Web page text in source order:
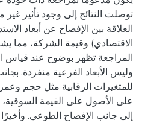
توصلت النتائج إلى وجود تأثير
العلاقة بين الإفصاح عن أبعاد
الاقتصادي) وقيمة الشركة، مما
المراجعة تظهر بوضوح عند قياس
وليس الأبعاد الفرعية منفردة.
للمتغيرات الرقابية مثل حجم
على الأصول على القيمة السوقية،
إلى جانب الإفصاح الطوعي. وأخيرًا